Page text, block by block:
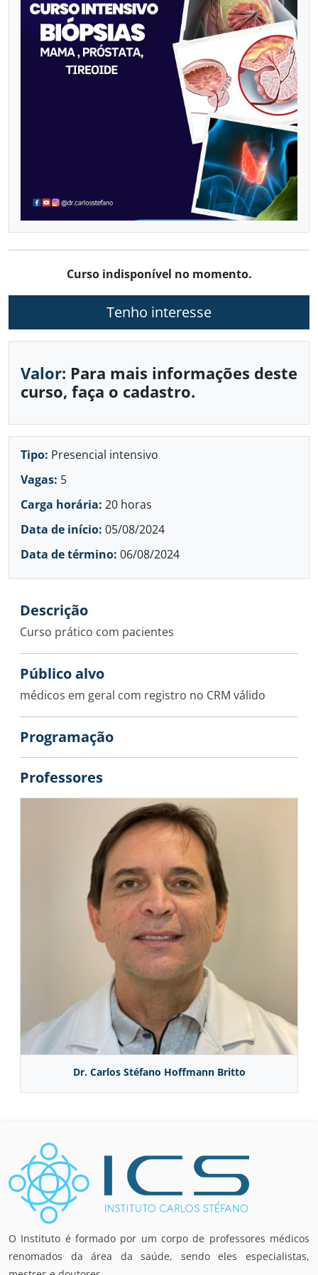
CALENDÁRIO DE CURSOS
Já sou aluno
Curso indisponível no momento.
Tenho interesse
Valor: Para mais informações deste
curso, faça o cadastro.
Tipo: Presencial intensivo
Vagas: 5
Carga horária: 20 horas
Data de início: 05/08/2024
Data de término: 06/08/2024
Descrição
Curso prático com pacientes
Público alvo
médicos em geral com registro no CRM válido
Programação
Professores
Dr. Carlos Stéfano Hoffmann Britto
O Instituto é formado por um corpo de professores médicos
renomados da área da saúde, sendo eles especialistas,